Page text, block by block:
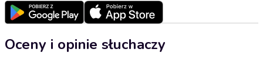
Oceny i opinie słuchaczy